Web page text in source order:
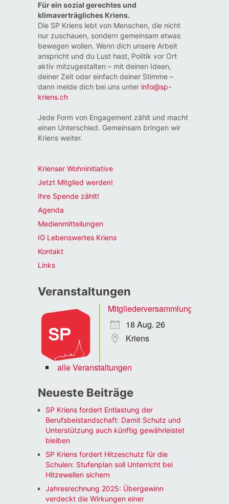
Für ein sozial gerechtes und
klimaverträgliches Kriens.
Die SP Kriens lebt von Menschen, die nicht
nur zuschauen, sondern gemeinsam etwas
bewegen wollen. Wenn dich unsere Arbeit
anspricht und du Lust hast, Politik vor Ort
aktiv mitzugestalten – mit deinen Ideen,
deiner Zeit oder einfach deiner Stimme –
dann melde dich bei uns unter info@sp-
kriens.ch
Jede Form von Engagement zählt und macht
einen Unterschied. Gemeinsam bringen wir
Kriens weiter.
Krienser Wohninitiative
Jetzt Mitglied werden!
Ihre Spende zählt!
Agenda
Medienmitteilungen
IG Lebenswertes Kriens
Kontakt
Links
Veranstaltungen
Mitgliederversammlung
18 Aug. 26
Kriens
alle Veranstaltungen
Neueste Beiträge
SP Kriens fordert Entlastung der
Berufsbeistandschaft: Damit Schutz und
Unterstützung auch künftig gewährleistet
bleiben
SP Kriens fordert Hitzeschutz für die
Schulen: Stufenplan soll Unterricht bei
Hitzewellen sichern
Jahresrechnung 2025: Übergewinn
verdeckt die Wirkungen einer